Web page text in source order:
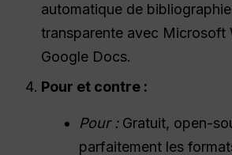
automatique de
transparente avec Microsoft
Google Docs.
Pour et contre :
Pour :Gratuit, open-
parfaitement les